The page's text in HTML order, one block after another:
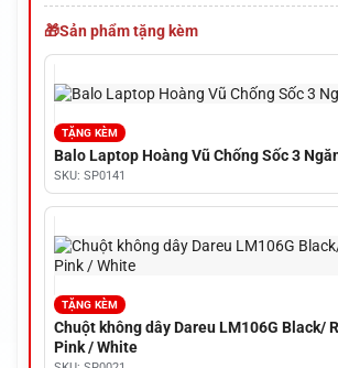
Sản phẩm tặng kèm
TẶNG KÈM
Balo Laptop Hoàng Vũ Chống Sốc 3
SKU: SP0141
TẶNG KÈM
Chuột không dây Dareu LM106G Black/
Pink / White